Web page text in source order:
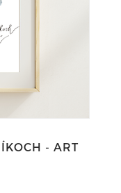
- ART